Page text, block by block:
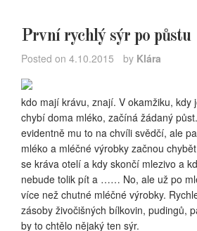
První rychlý sýr po půstu
Posted on 4.10.2015 by Klára
kdo mají krávu, znají. V okamžiku, kdy
chybí doma mléko, začíná žádaný
evidentně mu to na chvíli svědčí, ale
mléko a mléčné výrobky začnou
se kráva otelí a kdy skončí mlezivo a
nebude tolik pít a …… No, ale už po
více než chutné mléčné výrobky.
zásoby živočišných bílkovin, pudingů,
by to chtělo nějaký ten sýr.